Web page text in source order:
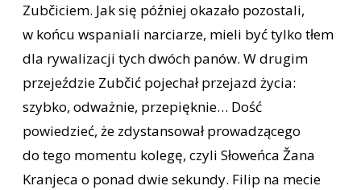
Zubčiciem. Jak się później okazało pozostali,
w końcu wspaniali narciarze, mieli być tylko tłem
dla rywalizacji tych dwóch panów. W drugim
przejeździe Zubčić pojechał przejazd życia:
szybko, odważnie, przepięknie… Dość
powiedzieć, że zdystansował prowadzącego
do tego momentu kolegę, czyli Słoweńca Žana
Kranjeca o ponad dwie sekundy. Filip na mecie